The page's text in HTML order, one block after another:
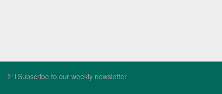
Subscribe to our weekly newsletter